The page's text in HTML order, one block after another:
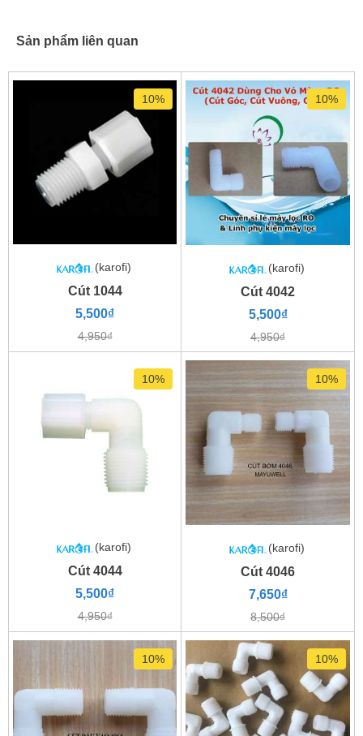
Sản phẩm liên quan
10%
(karofi)
Cút 1044
5,500₫
4,950₫
10%
(karofi)
Cút 4042
5,500₫
4,950₫
10%
(karofi)
Cút 4044
5,500₫
4,950₫
10%
(karofi)
Cút 4046
7,650₫
8,500₫
10% 10%